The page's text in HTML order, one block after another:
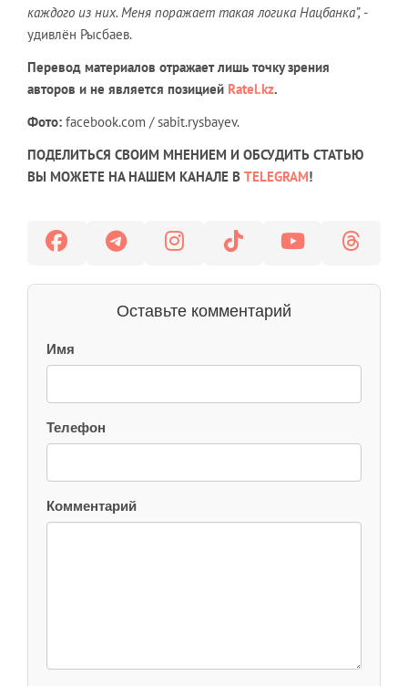
каждого из них. Меня поражает такая логика Нацбанка”, -
удивлён Рысбаев.
Перевод материалов отражает лишь точку зрения
авторов и не является позицией Ratel.kz.
Фото: facebook.com / sabit.rysbayev.
ПОДЕЛИТЬСЯ СВОИМ МНЕНИЕМ И ОБСУДИТЬ СТАТЬЮ
ВЫ МОЖЕТЕ НА НАШЕМ КАНАЛЕ В TELEGRAM!
Оставьте комментарий
Имя
Телефон
Комментарий